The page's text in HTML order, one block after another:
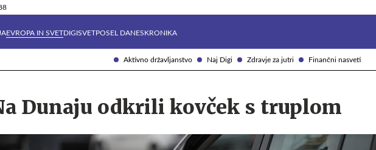
Aktivno državljanstvo Naj Digi Zdravje za jutri Finančni nasveti
EVROPA IN SVETDIGISVETPOSEL DANESKRONIKA
Dunaju odkrili kovček s truplom